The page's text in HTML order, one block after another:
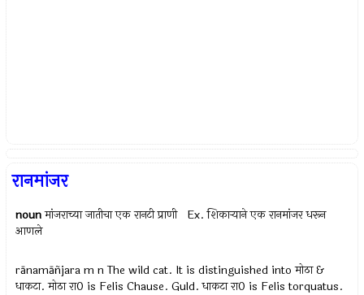
रानमांजर
noun मांजराच्या जातीचा एक रानटी प्राणी Ex.शिकार्‍याने एक रानमांजर धरून
आणले
rānamāñjara m n The wild cat. It is distinguished into मोठा &
धाकटा. मोठा रा0 is Felis Chause. Guld. धाकटा रा0 is Felis torquatus.